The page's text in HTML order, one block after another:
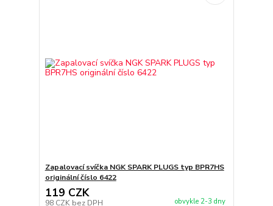
Zapalovací svíčka NGK SPARK PLUGS typ BPR7HS
originální číslo 6422
119 CZK
98 CZK bez DPH obvykle 2-3 dny